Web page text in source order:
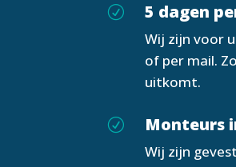
R 5 dagen
Wij zijn voor
of per mail.
uitkomt.
R Monteurs
Wij zijn